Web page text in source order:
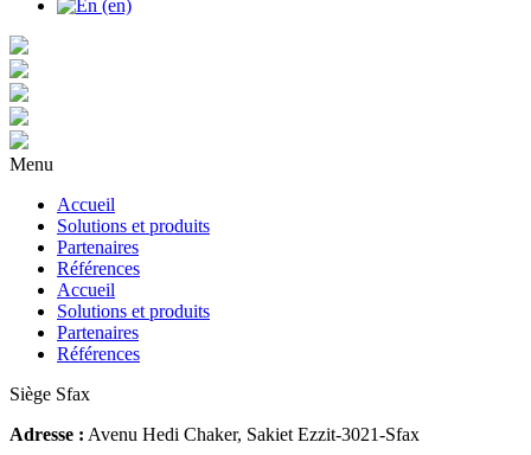
Menu
Accueil
Solutions et produits
Partenaires
Références
Accueil
Solutions et produits
Partenaires
Références
Siège Sfax
Adresse : Avenu Hedi Chaker, Sakiet Ezzit-3021-Sfax